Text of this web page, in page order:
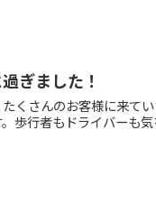
ぎました！
くさんのお客様に来て
歩行者もドライバーも